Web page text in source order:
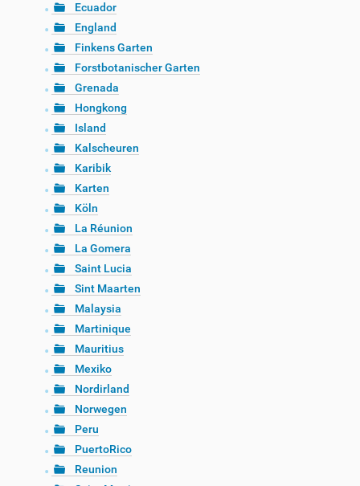
Ecuador
England
Finkens Garten
Forstbotanischer Garten
Grenada
Hongkong
Island
Kalscheuren
Karibik
Karten
Köln
La Réunion
La Gomera
Saint Lucia
Sint Maarten
Malaysia
Martinique
Mauritius
Mexiko
Nordirland
Norwegen
Peru
PuertoRico
Reunion